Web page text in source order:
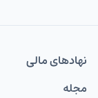
نهاد‌های مالی
مجله